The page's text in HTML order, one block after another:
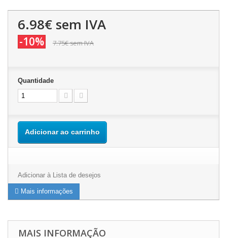
6.98€ sem IVA
-10% 7.75€sem IVA
Quantidade
Adicionar ao carrinho
Adicionar à Lista de desejos
Mais informações
MAIS INFORMAÇÃO